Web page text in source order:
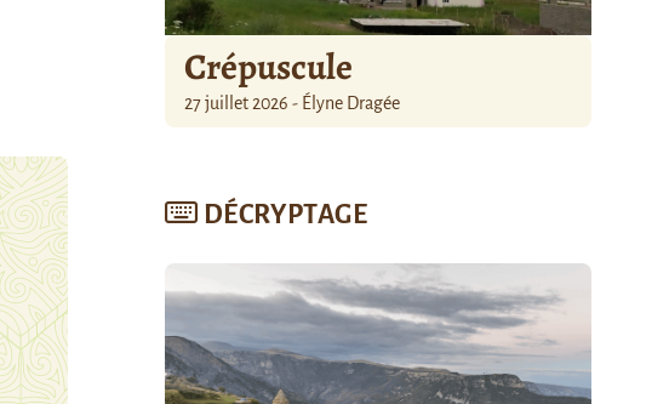
Crépuscule
27 juillet 2026 - Élyne Dragée
DÉCRYPTAGE